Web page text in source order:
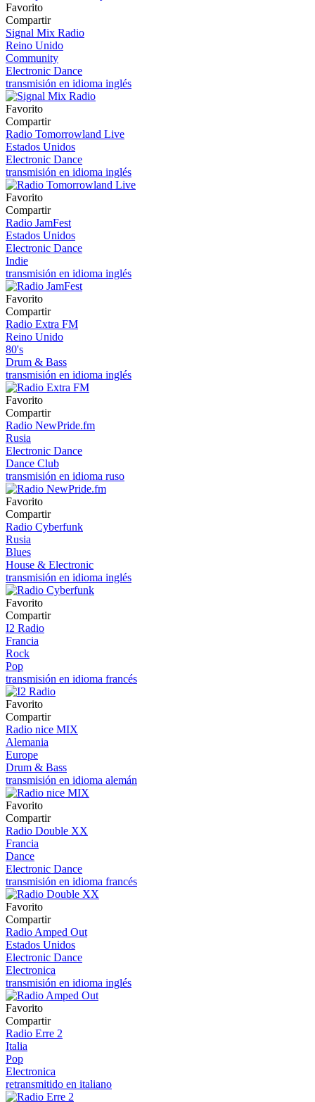
Favorito
Compartir
Signal Mix Radio
Reino Unido
Community
Electronic Dance
transmisión en idioma inglés
Favorito
Compartir
Radio Tomorrowland Live
Estados Unidos
Electronic Dance
transmisión en idioma inglés
Favorito
Compartir
Radio JamFest
Estados Unidos
Electronic Dance
Indie
transmisión en idioma inglés
Favorito
Compartir
Radio Extra FM
Reino Unido
80's
Drum & Bass
transmisión en idioma inglés
Favorito
Compartir
Radio NewPride.fm
Rusia
Electronic Dance
Dance Club
transmisión en idioma ruso
Favorito
Compartir
Radio Cyberfunk
Rusia
Blues
House & Electronic
transmisión en idioma inglés
Favorito
Compartir
I2 Radio
Francia
Rock
Pop
transmisión en idioma francés
Favorito
Compartir
Radio nice MIX
Alemania
Europe
Drum & Bass
transmisión en idioma alemán
Favorito
Compartir
Radio Double XX
Francia
Dance
Electronic Dance
transmisión en idioma francés
Favorito
Compartir
Radio Amped Out
Estados Unidos
Electronic Dance
Electronica
transmisión en idioma inglés
Favorito
Compartir
Radio Erre 2
Italia
Pop
Electronica
retransmitido en italiano